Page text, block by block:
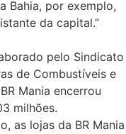
Bahia, por exemplo,
da capital.”
pelo Sindicato
de Combustíveis e
Mania encerrou
milhões.
as lojas da BR Mania